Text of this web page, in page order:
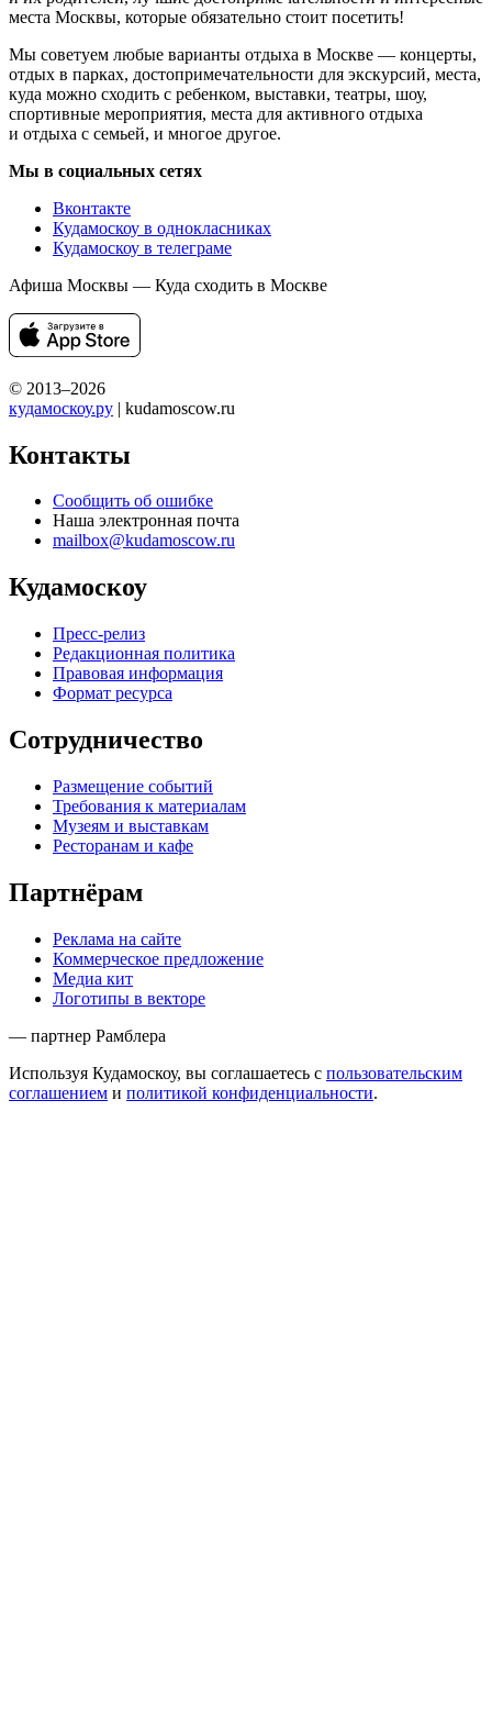
места Москвы, которые обязательно стоит посетить!
Мы советуем любые варианты отдыха в Москве — концерты,
отдых в парках, достопримечательности для экскурсий, места,
куда можно сходить с ребенком, выставки, театры, шоу,
спортивные мероприятия, места для активного отдыха
и отдыха с семьей, и многое другое.
Мы в социальных сетях
Вконтакте
Кудамоскоу в однокласниках
Кудамоскоу в телеграме
Афиша Москвы — Куда сходить в Москве
© 2013–2026
кудамоскоу.ру | kudamoscow.ru
Контакты
Сообщить об ошибке
Наша электронная почта
mailbox@kudamoscow.ru
Кудамоскоу
Пресс-релиз
Редакционная политика
Правовая информация
Формат ресурса
Сотрудничество
Размещение событий
Требования к материалам
Музеям и выставкам
Ресторанам и кафе
Партнёрам
Реклама на сайте
Коммерческое предложение
Медиа кит
Логотипы в векторе
— партнер Рамблера
Используя Кудамоскоу, вы соглашаетесь с пользовательским
соглашением и политикой конфиденциальности.